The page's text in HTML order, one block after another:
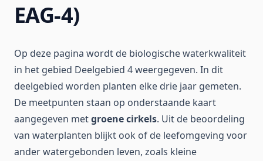
EAG-4)
Op deze pagina wordt de biologische waterkwaliteit
in het gebied Deelgebied 4 weergegeven. In dit
deelgebied worden planten elke drie jaar gemeten.
De meetpunten staan op onderstaande kaart
aangegeven metgroene cirkels. Uit de beoordeling
van waterplanten blijkt ook of de leefomgeving voor
ander watergebonden leven, zoals kleine